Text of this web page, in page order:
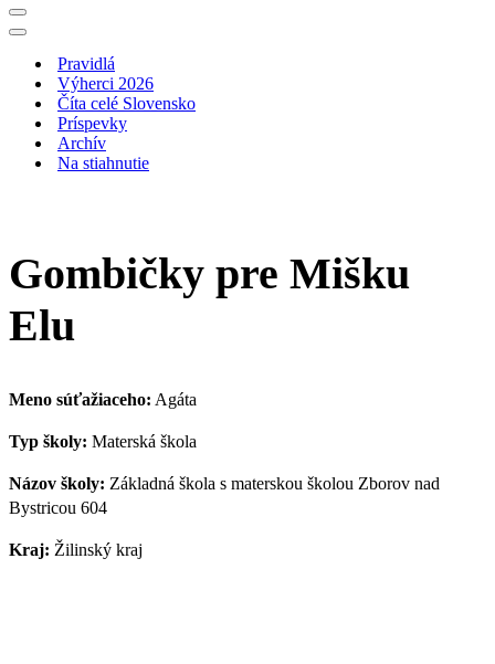
Menu
navigácie
Menu
navigáciePravidlá
Výherci 2026
Číta celé Slovensko
Príspevky
Archív
Na stiahnutie
Gombičky pre Mišku
Elu
Meno súťažiaceho: Agáta
Typ školy: Materská škola
Názov školy: Základná škola s materskou školou Zborov nad
Bystricou 604
Kraj: Žilinský kraj